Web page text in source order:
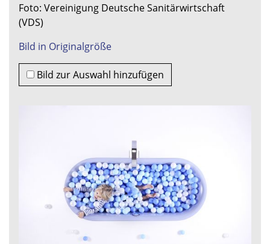
Foto: Vereinigung Deutsche Sanitärwirtschaft
(VDS)
Bild in Originalgröße
Bild zur Auswahl hinzufügen